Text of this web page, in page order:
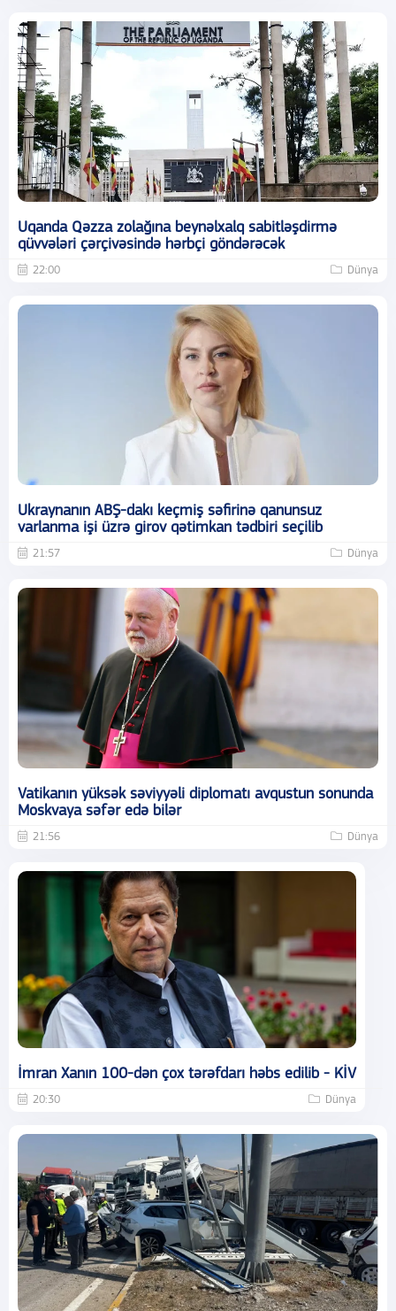
Uqanda Qəzza zolağına beynəlxalq sabitləşdirmə
qüvvələri çərçivəsində hərbçi göndərəcək
22:00 Dünya
Ukraynanın ABŞ-dakı keçmiş səfirinə qanunsuz
varlanma işi üzrə girov qətimkan tədbiri seçilib
21:57 Dünya
Vatikanın yüksək səviyyəli diplomatı avqustun sonunda
Moskvaya səfər edə bilər
21:56 Dünya
İmran Xanın 100-dən çox tərəfdarı həbs edilib - KİV
20:30 Dünya